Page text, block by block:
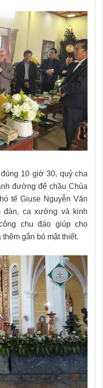
10 giờ 30, quý cha
đường để chầu Chúa
tế Giuse Nguyễn Văn
ca xướng và kinh
chu đáo giúp cho
gắn bó mật thiết.